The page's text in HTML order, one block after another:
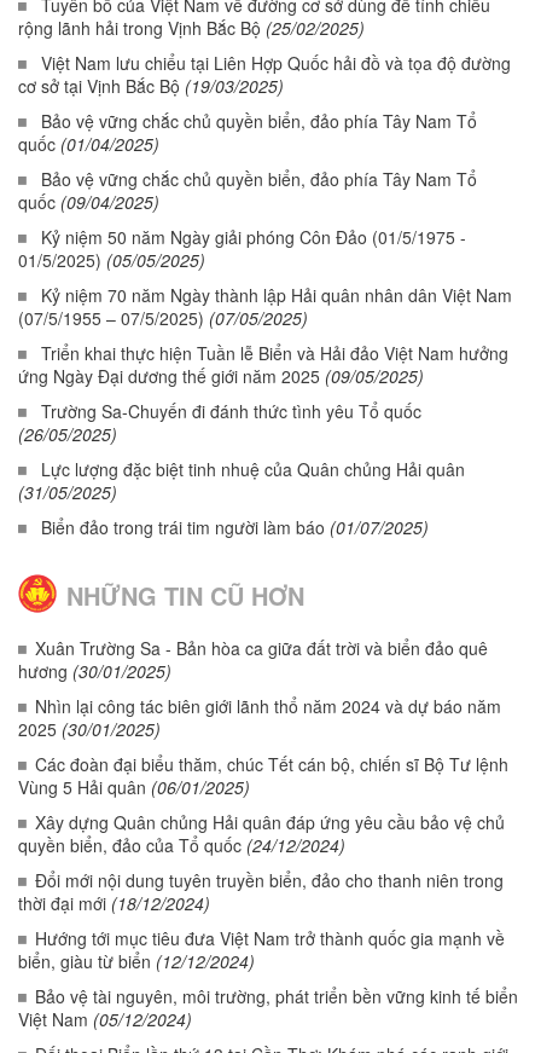
Tuyên bố của Việt Nam về đường cơ sở dùng để tính chiều
rộng lãnh hải trong Vịnh Bắc Bộ (25/02/2025)
Việt Nam lưu chiểu tại Liên Hợp Quốc hải đồ và tọa độ đường
cơ sở tại Vịnh Bắc Bộ (19/03/2025)
Bảo vệ vững chắc chủ quyền biển, đảo phía Tây Nam Tổ
quốc (01/04/2025)
Bảo vệ vững chắc chủ quyền biển, đảo phía Tây Nam Tổ
quốc (09/04/2025)
Kỷ niệm 50 năm Ngày giải phóng Côn Đảo (01/5/1975 -
01/5/2025) (05/05/2025)
Kỷ niệm 70 năm Ngày thành lập Hải quân nhân dân Việt Nam
(07/5/1955 – 07/5/2025) (07/05/2025)
Triển khai thực hiện Tuần lễ Biển và Hải đảo Việt Nam hưởng
ứng Ngày Đại dương thế giới năm 2025 (09/05/2025)
Trường Sa-Chuyến đi đánh thức tình yêu Tổ quốc
(26/05/2025)
Lực lượng đặc biệt tinh nhuệ của Quân chủng Hải quân
(31/05/2025)
Biển đảo trong trái tim người làm báo (01/07/2025)
NHỮNG TIN CŨ HƠN
Xuân Trường Sa - Bản hòa ca giữa đất trời và biển đảo quê
hương (30/01/2025)
Nhìn lại công tác biên giới lãnh thổ năm 2024 và dự báo năm
2025 (30/01/2025)
Các đoàn đại biểu thăm, chúc Tết cán bộ, chiến sĩ Bộ Tư lệnh
Vùng 5 Hải quân (06/01/2025)
Xây dựng Quân chủng Hải quân đáp ứng yêu cầu bảo vệ chủ
quyền biển, đảo của Tổ quốc (24/12/2024)
Đổi mới nội dung tuyên truyền biển, đảo cho thanh niên trong
thời đại mới (18/12/2024)
Hướng tới mục tiêu đưa Việt Nam trở thành quốc gia mạnh về
biển, giàu từ biển (12/12/2024)
Bảo vệ tài nguyên, môi trường, phát triển bền vững kinh tế biển
Việt Nam (05/12/2024)